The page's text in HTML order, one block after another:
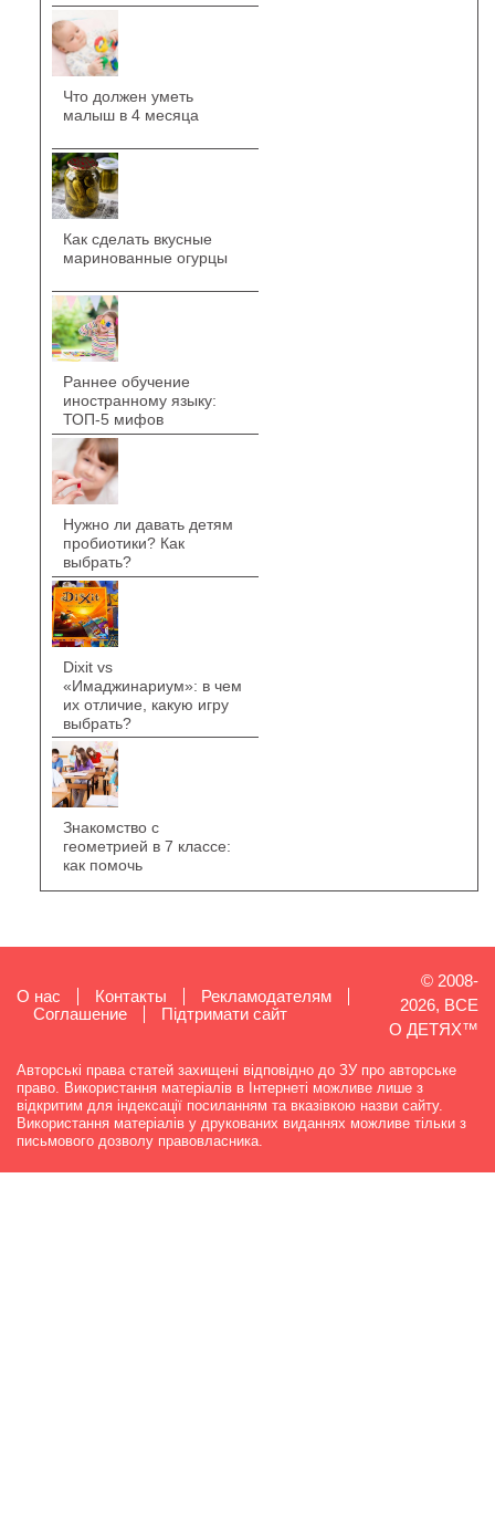
Что должен уметь
малыш в 4 месяца
Как сделать вкусные
маринованные огурцы
Раннее обучение
иностранному языку:
ТОП-5 мифов
Нужно ли давать детям
пробиотики? Как
выбрать?
Dixit vs
«Имаджинариум»: в чем
их отличие, какую игру
выбрать?
Знакомство с
геометрией в 7 классе:
как помочь
О нас Контакты
Рекламодателям
Cоглашение
Підтримати сайт
© 2008-
2026, ВСЕ
О ДЕТЯХ™
Авторські права статей захищені відповідно до ЗУ про авторське
право. Використання матеріалів в Інтернеті можливе лише з
відкритим для індексації посиланням та вказівкою назви сайту.
Використання матеріалів у друкованих виданнях можливе тільки з
письмового дозволу правовласника.